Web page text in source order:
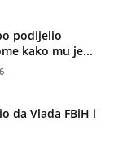
podijelio
kako mu je...
da Vlada FBiH i